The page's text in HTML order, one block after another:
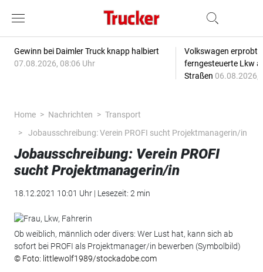
Gewinn bei Daimler Truck knapp halbiert
07.08.2026, 08:06 Uhr
Volkswagen erprobt
ferngesteuerte Lkw
Straßen 06.08.2026,
Home Nachrichten
Transport
Jobausschreibung: Verein PROFI sucht Projektmanagerin/in
Jobausschreibung: Verein PROFI
sucht Projektmanagerin/in
18.12.2021 10:01 Uhr | Lesezeit: 2 min
Ob weiblich, männlich oder divers: Wer Lust hat, kann sich ab
sofort bei PROFI als Projektmanager/in bewerben (Symbolbild)
© Foto: littlewolf1989/stockadobe.com